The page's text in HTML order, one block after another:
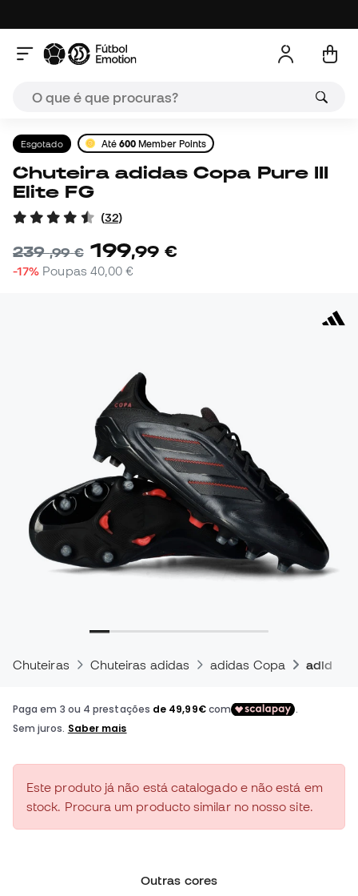
Esgotado Até 600 Member Points
Chuteira adidas Copa Pure III
Elite FG
(32)
239,99 € 199,99 €
-17% Poupas 40,00 €
Chuteiras Chuteiras adidas adidas Copa adidas
Este produto já não está catalogado e não está em
stock. Procura um producto similar no nosso site.
Outras cores